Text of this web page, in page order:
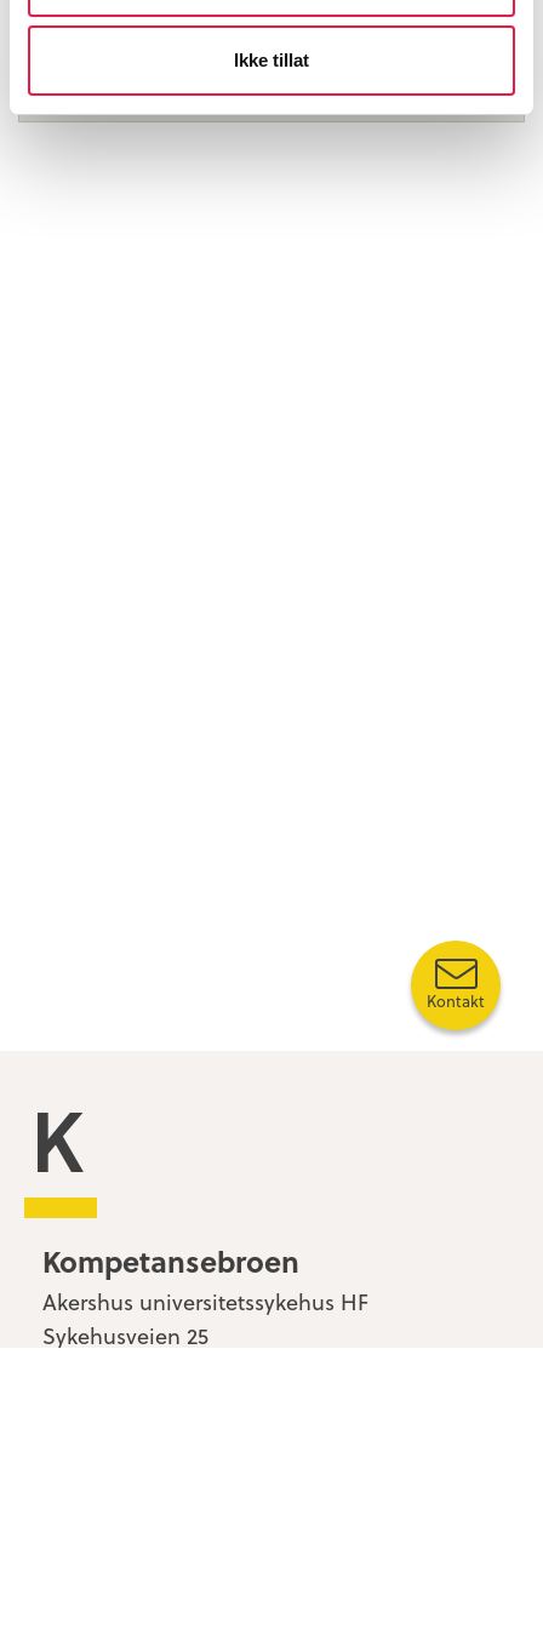
Ikke tillat
Kompetansebroen
Kompetansebroen
Akershus universitetssykehus HF
Sykehusveien 25
Kontakt